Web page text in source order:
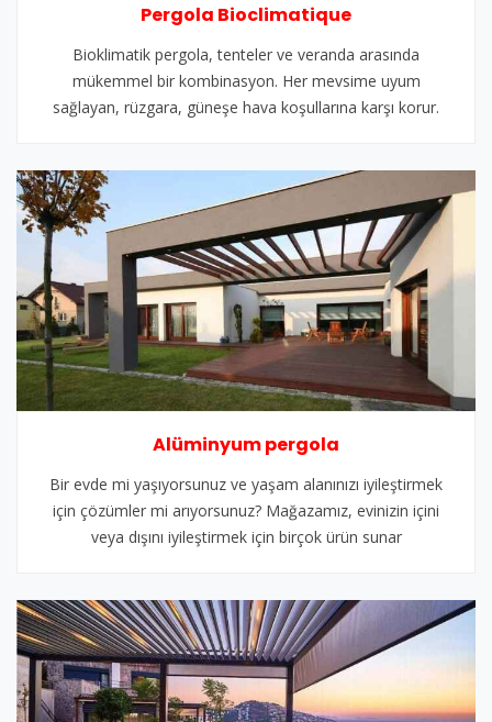
Pergola Bioclimatique
Bioklimatik pergola, tenteler ve veranda arasında
mükemmel bir kombinasyon. Her mevsime uyum
sağlayan, rüzgara, güneşe hava koşullarına karşı korur.
Alüminyum pergola
Bir evde mi yaşıyorsunuz ve yaşam alanınızı iyileştirmek
için çözümler mi arıyorsunuz? Mağazamız, evinizin içini
veya dışını iyileştirmek için birçok ürün sunar